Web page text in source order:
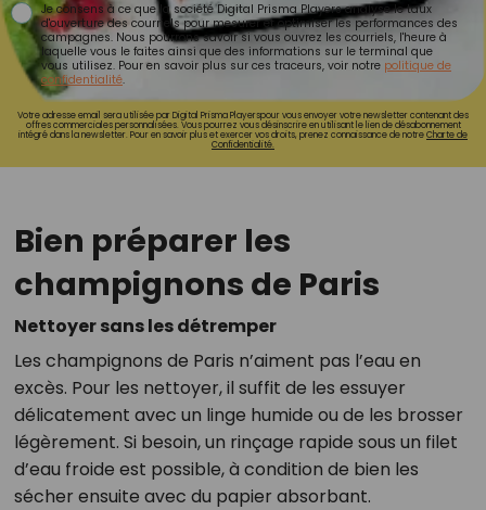
Je consens à ce que la société Digital Prisma Players analyse le taux
d'ouverture des courriels pour mesurer et optimiser les performances des
campagnes. Nous pourrons savoir si vous ouvrez les courriels, l'heure à
laquelle vous le faites ainsi que des informations sur le terminal que
vous utilisez. Pour en savoir plus sur ces traceurs, voir notre politique de
confidentialité.
Votre adresse email sera utilisée par Digital Prisma Playerspour vous envoyer votre newsletter contenant des
offres commerciales personnalisées. Vous pourrez vous désinscrire en utilisant le lien de désabonnement
intégré dans la newsletter. Pour en savoir plus et exercer vos droits, prenez connaissance de notreCharte de
Confidentialité.
Bien préparer les
champignons de Paris
Nettoyer sans les détremper
Les champignons de Paris n’aiment pas l’eau en
excès. Pour les nettoyer, il suffit de les essuyer
délicatement avec un linge humide ou de les brosser
légèrement. Si besoin, un rinçage rapide sous un filet
d’eau froide est possible, à condition de bien les
sécher ensuite avec du papier absorbant.